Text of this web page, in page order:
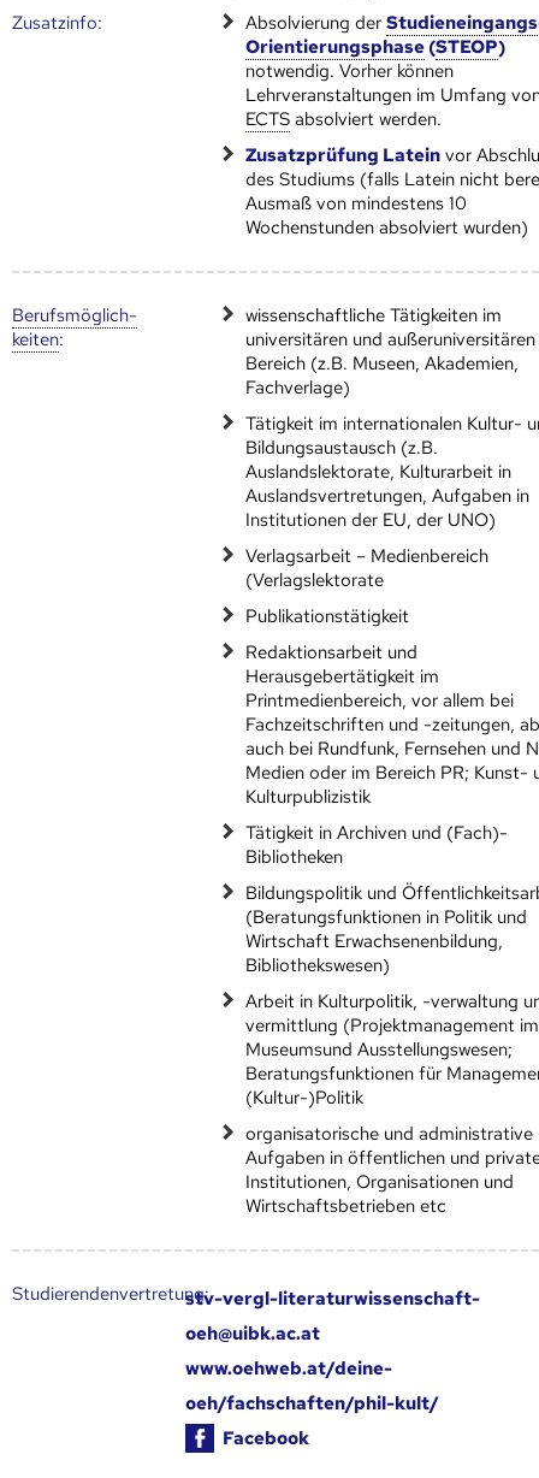
Zusatz­info:
Absolvierung der
Orientierungsphase (STEOP)
notwendig. Vorher können
Lehrveranstaltungen im Umfang
ECTS absolviert werden.
Zusatzprüfung Latein vor
des Studiums (falls Latein nicht
Ausmaß von mindestens 10
Wochenstunden absolviert wurden)
Berufs­möglich­
keiten:
wissenschaftliche Tätigkeiten im
universitären und außeruniversitären
Bereich (z.B. Museen, Akademien,
Fachverlage)
Tätigkeit im internationalen Kultur-
Bildungsaustausch (z.B.
Auslandslektorate, Kulturarbeit in
Auslandsvertretungen, Aufgaben in
Institutionen der EU, der UNO)
Verlagsarbeit – Medienbereich
(Verlagslektorate
Publikationstätigkeit
Redaktionsarbeit und
Herausgebertätigkeit im
Printmedienbereich, vor allem bei
Fachzeitschriften und -zeitungen,
auch bei Rundfunk, Fernsehen und
Medien oder im Bereich PR; Kunst-
Kulturpublizistik
Tätigkeit in Archiven und (Fach)-
Bibliotheken
Bildungspolitik und
(Beratungsfunktionen in Politik und
Wirtschaft Erwachsenenbildung,
Bibliothekswesen)
Arbeit in Kulturpolitik, -verwaltung
vermittlung (Projektmanagement im
Museumsund Ausstellungswesen;
Beratungsfunktionen für
(Kultur-)Politik
organisatorische und administrative
Aufgaben in öffentlichen und
Institutionen, Organisationen und
Wirtschaftsbetrieben etc
Studierendenvertretung:stv-vergl-literaturwissenschaft-
oeh@uibk.ac.at
www.oehweb.at/deine-
oeh/fachschaften/phil-kult/
Facebook